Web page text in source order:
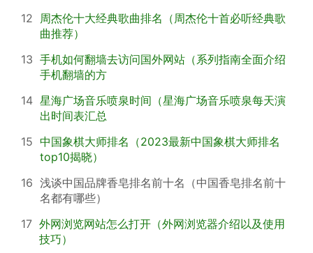
12
周杰伦十大经典歌曲排名（周杰伦十首必听经典歌
曲推荐）
13 手机如何翻墙去访问国外网站（系列指南全面介绍
手机翻墙的方
14 星海广场音乐喷泉时间（星海广场音乐喷泉每天演
出时间表汇总
15 中国象棋大师排名（2023最新中国象棋大师排名
top10揭晓）
16 浅谈中国品牌香皂排名前十名（中国香皂排名前十
名都有哪些）
17 外网浏览网站怎么打开（外网浏览器介绍以及使用
技巧）